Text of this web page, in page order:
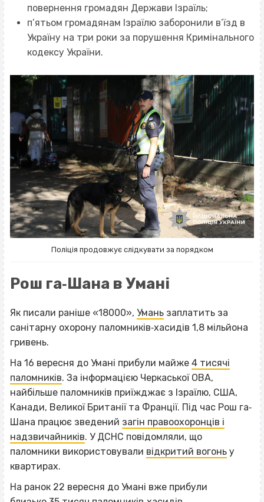
повернення громадян Держави Ізраїль;
п’ятьом громадянам Ізраїлю заборонили в’їзд в
Україну на три роки за порушення Кримінального
кодексу України.
Поліція продовжує слідкувати за порядком
Рош га‐Шана в Умані
Як писали раніше «18000», Умань заплатить за
санітарну охорону паломників‐хасидів 1,8 мільйона
гривень.
На 16 вересня до Умані прибули майже 4 тисячі
паломників. За інформацією Черкаської ОВА,
найбільше паломників приїжджає з Ізраїлю, США,
Канади, Великої Британії та Франції. Під час Рош га‐
Шана працює зведений загін правоохоронців і
надзвичайників. У ДСНС повідомляли, що
паломники використовували відкритий вогонь у
квартирах.
На ранок 22 вересня до Умані вже прибули